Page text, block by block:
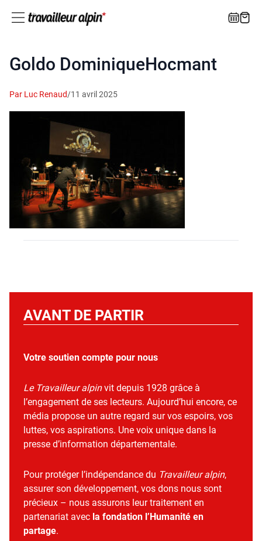
Goldo DominiqueHocmant
Par Luc Renaud/11 avril 2025
AVANT DE PARTIR
Votre soutien compte pour nous
Le Travailleur alpinvit depuis 1928 grâce à
l’engagement de ses lecteurs. Aujourd’hui encore, ce
média propose un autre regard sur vos espoirs, vos
luttes, vos aspirations. Une voix unique dans la
presse d’information départementale.
Pour protéger l’indépendance du Travailleur alpin,
assurer son développement, vos dons nous sont
précieux – nous assurons leur traitement en
partenariat avec la fondation l’Humanité en
partage.